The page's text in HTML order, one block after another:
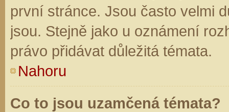
první stránce. Jsou často velmi
jsou. Stejně jako u oznámení
právo přidávat důležitá témata.
Nahoru
Co to jsou uzamčená témata?